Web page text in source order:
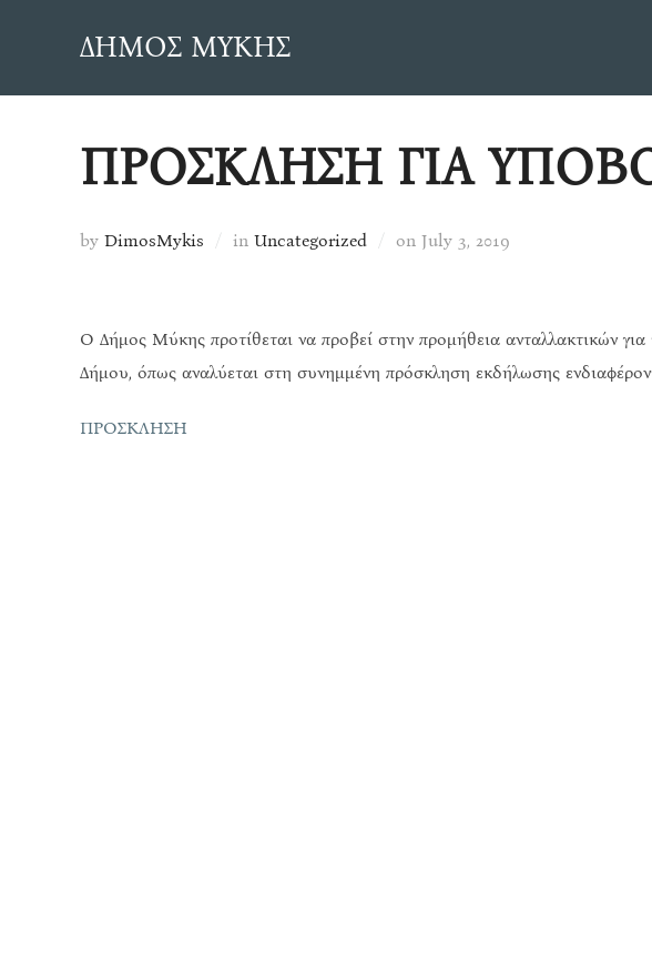
ΔΗΜΟΣ ΜΥΚΗΣ
ΠΡΟΣΚΛΗΣΗ ΓΙΑ
by DimosMykis in Uncategorized on Posted
July 3, 2019
Ο Δήμος Μύκης προτίθεται να προβεί στην προμήθεια ανταλλακτικών
Δήμου, όπως αναλύεται στη συνημμένη πρόσκληση εκδήλωσης
ΠΡΟΣΚΛΗΣΗ